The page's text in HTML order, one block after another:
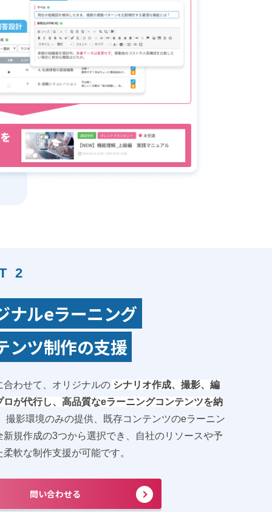
2
ナルeラーニング
ンツ制作の支援
合わせて、オリジナルの シナリオ作成、撮影、編
ロが代行し、高品質なeラーニングコンテンツを納
撮影環境のみの提供、既存コンテンツのeラーニン
新規作成の3つから選択でき、自社のリソースや予
軟な制作支援が可能です。
問い合わせる